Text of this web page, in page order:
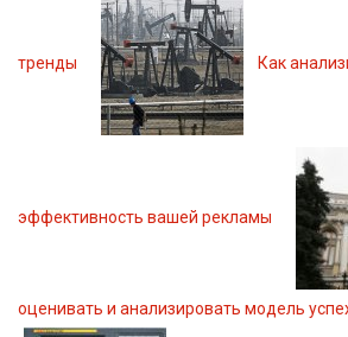
тренды Как
эффективность вашей рекламы
оценивать и анализировать модель